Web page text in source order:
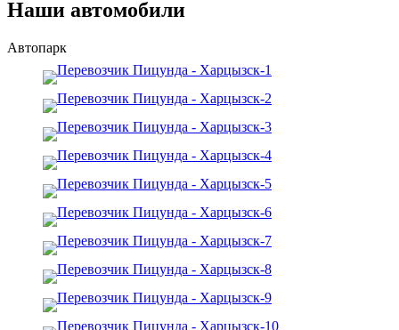
Наши автомобили
Автопарк